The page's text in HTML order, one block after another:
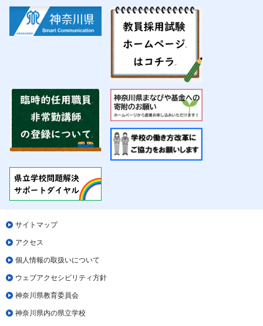
サイトマップ
アクセス
個人情報の取扱いについて
ウェブアクセシビリティ方針
神奈川県教育委員会
神奈川県内の県立学校